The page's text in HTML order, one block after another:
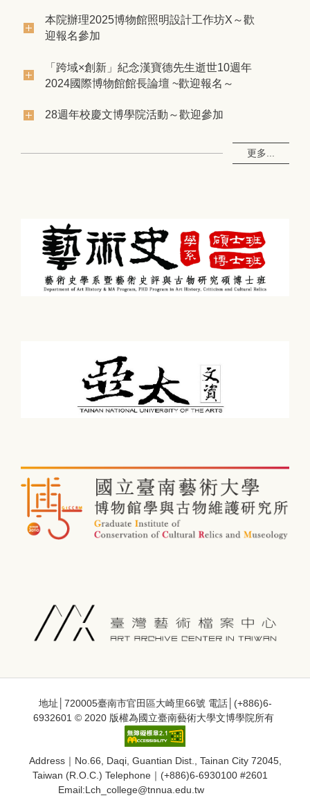
本院辦理2025博物館照明設計工作坊X～歡
迎報名參加
「跨域×創新」紀念漢寶德先生逝世10週年
2024國際博物館館長論壇 ~歡迎報名～
28週年校慶文博學院活動～歡迎參加
更多...
地址│720005臺南市官田區大崎里66號 電話│(+886)6-
6932601 © 2020 版權為國立臺南藝術大學文博學院所有
Address｜No.66, Daqi, Guantian Dist., Tainan City 72045,
Taiwan (R.O.C.) Telephone｜(+886)6-6930100 #2601
Email:Lch_college@tnnua.edu.tw